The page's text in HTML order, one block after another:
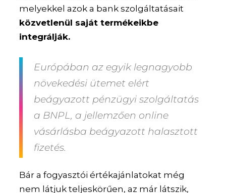
melyekkel azok a bank szolgáltatásait
közvetlenül saját termékeikbe
integrálják.
Európában az egyik legnagyobb
növekedési ütemet elért
beágyazott pénzügyi szolgáltatás
a BNPL, a jellemzően online
vásárlásba beágyazott halasztott
fizetés.
Bár a fogyasztói értékajánlatokat még
nem látjuk teljeskörűen, az már látszik,